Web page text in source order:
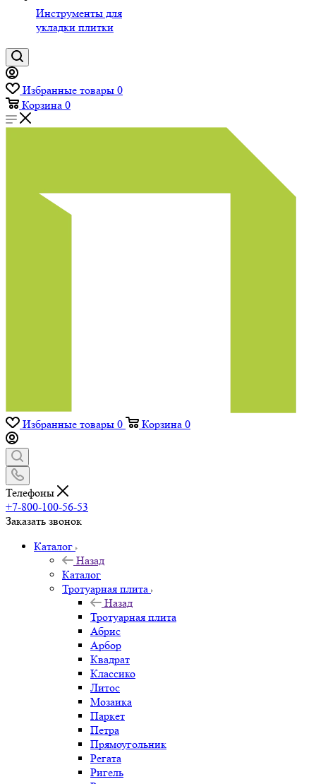
Инструменты для
укладки плитки
Избранные товары 0
Корзина 0
Избранные товары 0 Корзина 0
Телефоны
+7-800-100-56-53
Заказать звонок
Каталог
Назад
Каталог
Тротуарная плита
Назад
Тротуарная плита
Абрис
Арбор
Квадрат
Классико
Литос
Мозаика
Паркет
Петра
Прямоугольник
Регата
Ригель